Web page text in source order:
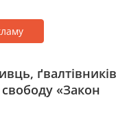
ґвалтівників
«Закон